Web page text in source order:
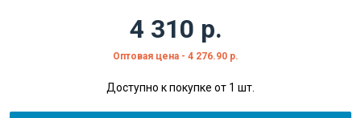
4 310 р.
Оптовая цена - 4 276.90 р.
Доступно к покупке от 1 шт.